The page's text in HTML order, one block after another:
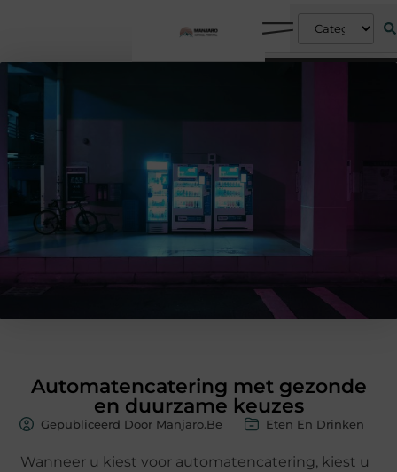
Automatencatering met gezonde
en duurzame keuzes
Gepubliceerd Door Manjaro.be Eten En Drinken
Wanneer u kiest voor automatencatering, kiest u